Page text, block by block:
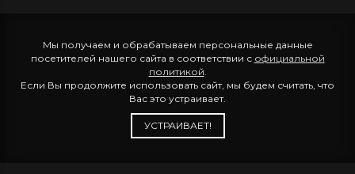
Мы получаем и обрабатываем персональные данные
посетителей нашего сайта в соответствии с официальной
политикой.
Если Вы продолжите использовать сайт, мы будем считать, что
Вас это устраивает.
УСТРАИВАЕТ!